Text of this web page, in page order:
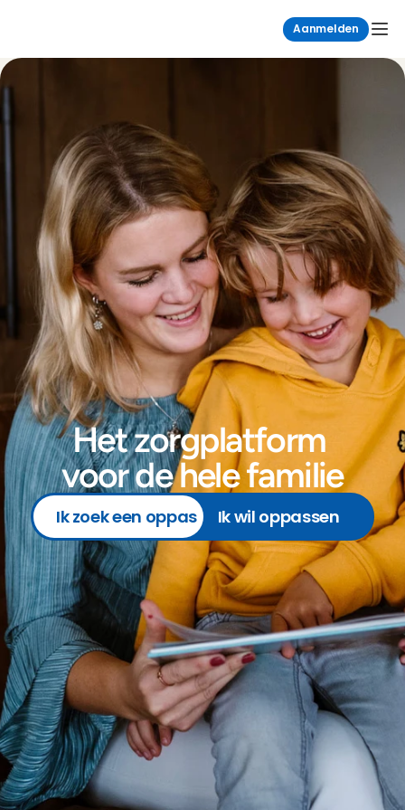
Aanmelden
Het zorgplatform
voor de hele familie
Ik zoek een oppas Ik wil oppassen